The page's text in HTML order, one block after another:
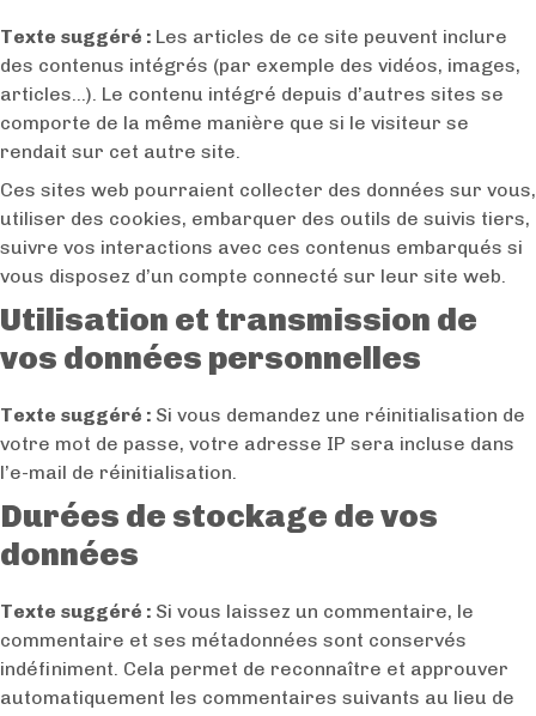
Texte suggéré : Les articles de ce site peuvent inclure
des contenus intégrés (par exemple des vidéos, images,
articles…). Le contenu intégré depuis d’autres sites se
comporte de la même manière que si le visiteur se
rendait sur cet autre site.
Ces sites web pourraient collecter des données sur vous,
utiliser des cookies, embarquer des outils de suivis tiers,
suivre vos interactions avec ces contenus embarqués si
vous disposez d’un compte connecté sur leur site web.
Utilisation et transmission de
vos données personnelles
Texte suggéré : Si vous demandez une réinitialisation de
votre mot de passe, votre adresse IP sera incluse dans
l’e-mail de réinitialisation.
Durées de stockage de vos
données
Texte suggéré : Si vous laissez un commentaire, le
commentaire et ses métadonnées sont conservés
indéfiniment. Cela permet de reconnaître et approuver
automatiquement les commentaires suivants au lieu de